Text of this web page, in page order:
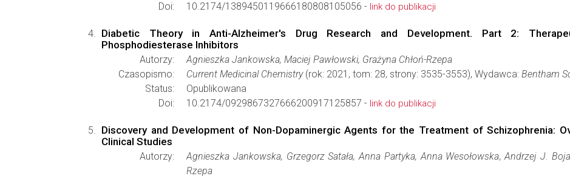
Doi:
10.2174/1389450119666180808105056 - link do publikacji
Diabetic Theory in Anti-Alzheimer's Drug Research and Development. Part 2:
Phosphodiesterase Inhibitors
Autorzy:
Agnieszka Jankowska, Maciej Pawłowski, Grażyna Chłoń-Rzepa
Czasopismo:
Current Medicinal Chemistry(rok: 2021, tom: 28, strony: 3535-3553), Wydawca: Bentham
Status:
Opublikowana
Doi:
10.2174/0929867327666200917125857 - link do publikacji
Discovery and Development of Non-Dopaminergic Agents for the Treatment of Schizophrenia:
Clinical Studies
Autorzy:
Agnieszka Jankowska, Grzegorz Satała, Anna Partyka, Anna Wesołowska, Andrzej J.
Rzepa